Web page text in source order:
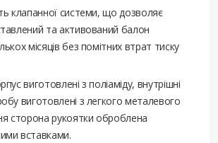
клапанної системи, що дозволяє
та активований балон
місяців без помітних втрат тиску
виготовлені з поліаміду, внутрішні
виготовлені з легкого металевого
сторона рукоятки оброблена
вставками.